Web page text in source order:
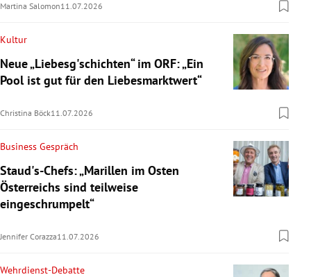
Martina Salomon11.07.2026
Kultur
Neue „Liebesg'schichten“ im ORF: „Ein
Pool ist gut für den Liebesmarktwert“
Christina Böck11.07.2026
Business Gespräch
Staud's-Chefs: „Marillen im Osten
Österreichs sind teilweise
eingeschrumpelt“
Jennifer Corazza11.07.2026
Wehrdienst-Debatte